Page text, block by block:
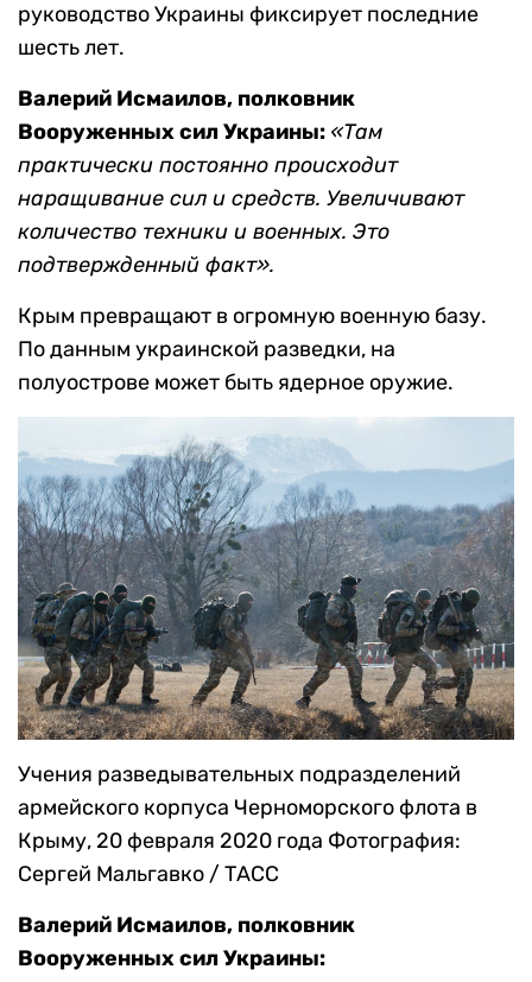
руководство Украины фиксирует последние
шесть лет.
Валерий Исмаилов, полковник
Вооруженных сил Украины: «Там
практически постоянно происходит
наращивание сил и средств. Увеличивают
количество техники и военных. Это
подтвержденный факт».
Крым превращают в огромную военную базу.
По данным украинской разведки, на
полуострове может быть ядерное оружие.
Учения разведывательных подразделений
армейского корпуса Черноморского флота в
Крыму, 20 февраля 2020 года Фотография:
Сергей Мальгавко / ТАСС
Валерий Исмаилов, полковник
Вооруженных сил Украины: